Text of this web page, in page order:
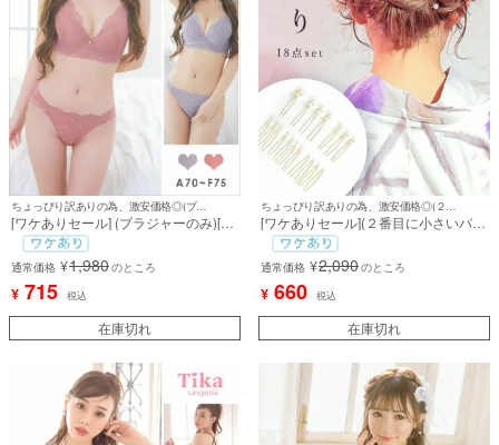
ちょっぴり訳ありの為、激安価格◎(ブラジャーのみ)
[ワケありセール] (ブラジャーのみ)[勝
負下着] フェミニンフラワーレースビ
ジュー付き脇高カップブラジャー＆シ
ョーツ2点セット
通常価格 ¥1,980のところ
¥ 715 税込
在庫切れ
[ワケありセール](２番目に小さいパー
ルの付いたUピンが２本無し) [浴衣]
髪飾り大小パールUピン浴衣ヘアアク
セサリー16本セット
通常価格 ¥2,090のところ
¥ 660 税込
在庫切れ